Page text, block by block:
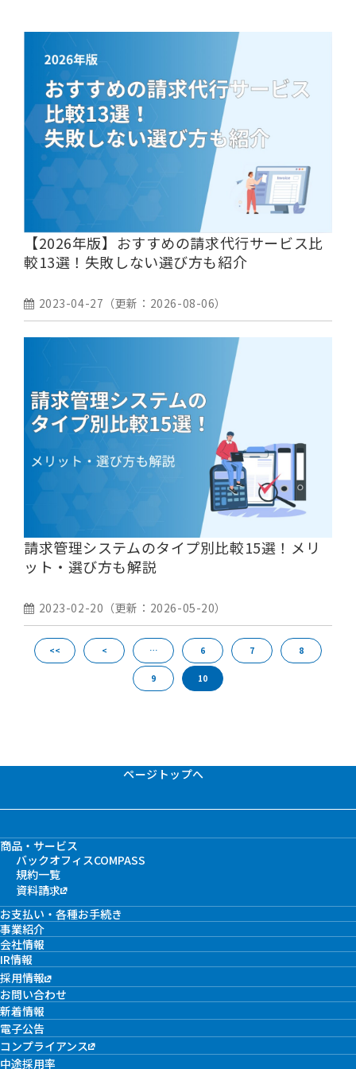
【2026年版】おすすめの請求代行サービス比
較13選！失敗しない選び方も紹介
2023-04-27 （更新： 2026-08-06）
請求管理システムのタイプ別比較15選！メリ
ット・選び方も解説
2023-02-20 （更新： 2026-05-20）
<< < … 6 7 8
9 10
ページトップへ
商品・サービス
バックオフィスCOMPASS
規約一覧
資料請求
お支払い・各種お手続き
事業紹介
会社情報
IR情報
採用情報
お問い合わせ
新着情報
電子公告
コンプライアンス
中途採用率